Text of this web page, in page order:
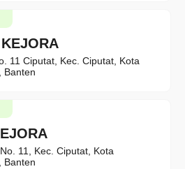
11 Ciputat, Kec. Ciputat, Kota
Banten
11, Kec. Ciputat, Kota
Banten